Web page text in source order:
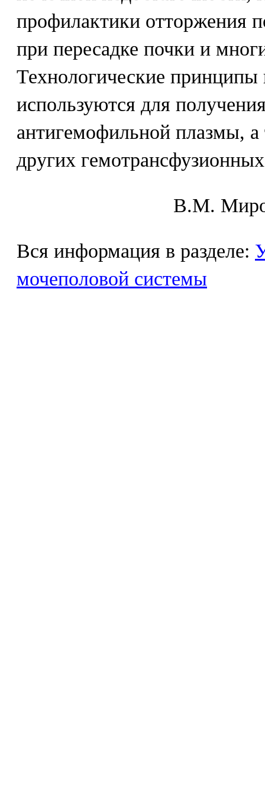
профилактики отторжения
при пересадке почки и
Технологические принципы
используются для
антигемофильной плазмы, а
других
В.М.
Вся информация в разделе:
мочеполовой системы